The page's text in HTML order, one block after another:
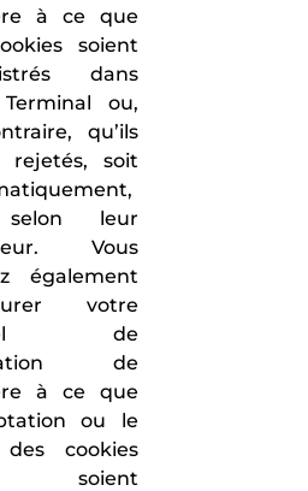
à ce que
soient
dans
ou,
qu’ils
rejetés, soit
leur
Vous
également
votre
de
de
à ce que
ou le
cookies
soient